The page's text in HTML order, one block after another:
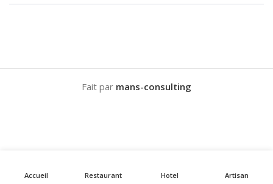
Fait par mans-consulting
Accueil Restaurant Hotel Artisan